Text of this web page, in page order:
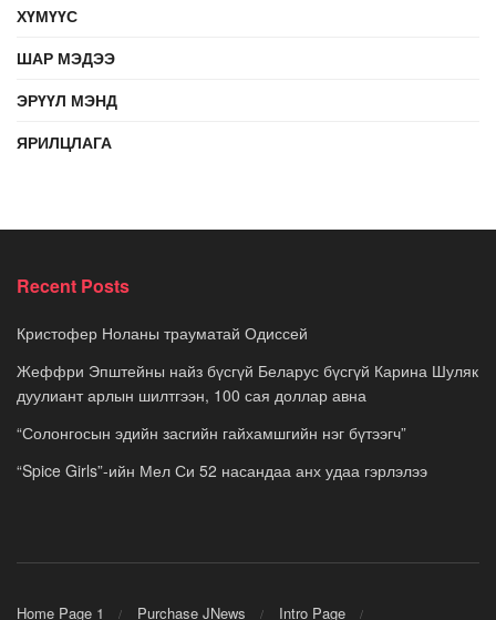
ХҮМҮҮС
ШАР МЭДЭЭ
ЭРҮҮЛ МЭНД
ЯРИЛЦЛАГА
Recent Posts
Кристофер Ноланы трауматай Одиссей
Жеффри Эпштейны найз бүсгүй Беларус бүсгүй Карина Шуляк
дуулиант арлын шилтгээн, 100 сая доллар авна
“Солонгосын эдийн засгийн гайхамшгийн нэг бүтээгч”
“Spice Girls”-ийн Мел Си 52 насандаа анх удаа гэрлэлээ
Home Page 1 Purchase JNews Intro Page